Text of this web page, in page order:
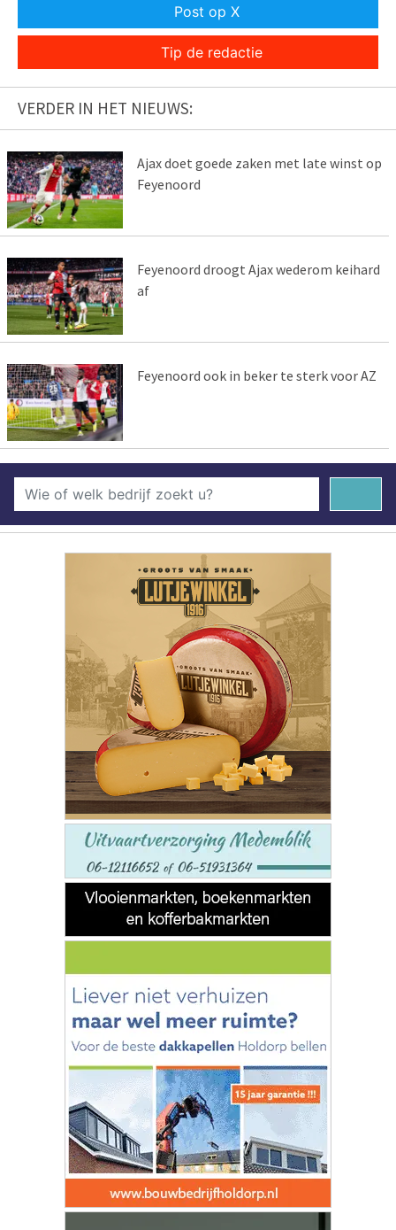
Post op X
Tip de redactie
VERDER IN HET NIEUWS:
Ajax doet goede zaken met late winst op
Feyenoord
Feyenoord droogt Ajax wederom keihard
af
Feyenoord ook in beker te sterk voor AZ